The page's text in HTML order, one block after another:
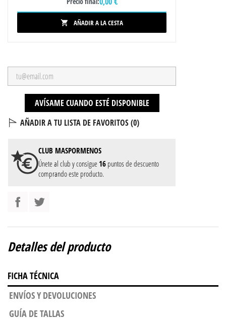
 AÑADIR A LA CESTA
AVÍSAME CUANDO ESTÉ DISPONIBLE
AÑADIR A TU LISTA DE FAVORITOS (0)
CLUB MASPORMENOS
Únete al club y consigue 16 puntos de descuento
comprando este producto.
Detalles del producto
FICHA TÉCNICA
ENVÍOS Y DEVOLUCIONES
GUÍA DE TALLAS